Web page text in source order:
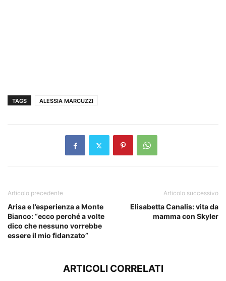
TAGS ALESSIA MARCUZZI
Articolo precedente
Arisa e l’esperienza a Monte
Bianco: “ecco perché a volte
dico che nessuno vorrebbe
essere il mio fidanzato”
Articolo successivo
Elisabetta Canalis: vita da
mamma con Skyler
ARTICOLI CORRELATI